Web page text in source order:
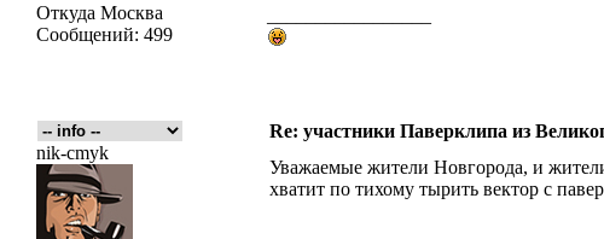
Откуда Москва
Сообщений: 499
Re: участники Паверклипа из
nik-cmyk
Уважаемые жители Новгорода, и
хватит по тихому тырить вектор с